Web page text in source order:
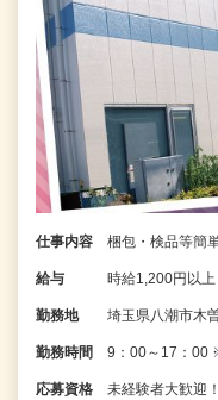
仕事内容 梱包・検品等簡
給与 時給1,200円以上
勤務地 埼玉県八潮市木
勤務時間 9：00～17：00
応募資格 未経験者大歓迎